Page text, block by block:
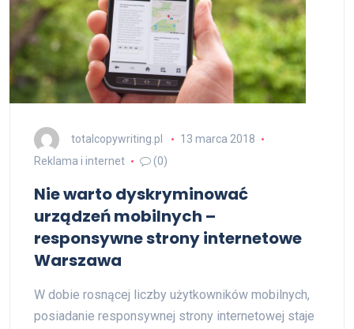
totalcopywriting.pl
13 marca 2018
Reklama i internet
(0)
Nie warto dyskryminować
urządzeń mobilnych –
responsywne strony internetowe
Warszawa
W dobie rosnącej liczby użytkowników mobilnych,
posiadanie responsywnej strony internetowej staje